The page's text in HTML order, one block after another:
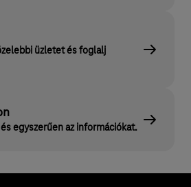
üzletet és foglalj
és egyszerűen az információkat.